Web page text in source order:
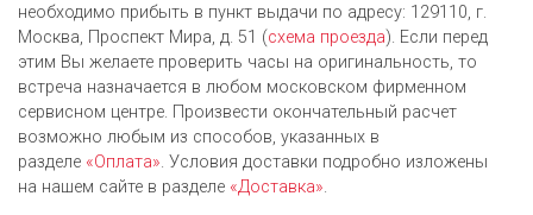
необходимо прибыть в пункт выдачи по адресу: 129110, г.
Москва, Проспект Мира, д. 51 (схема проезда). Если перед
этим Вы желаете проверить часы на оригинальность, то
встреча назначается в любом московском фирменном
сервисном центре. Произвести окончательный расчет
возможно любым из cпособов, указанных в
разделе «Оплата». Условия доставки подробно изложены
на нашем сайте в разделе «Доставка».